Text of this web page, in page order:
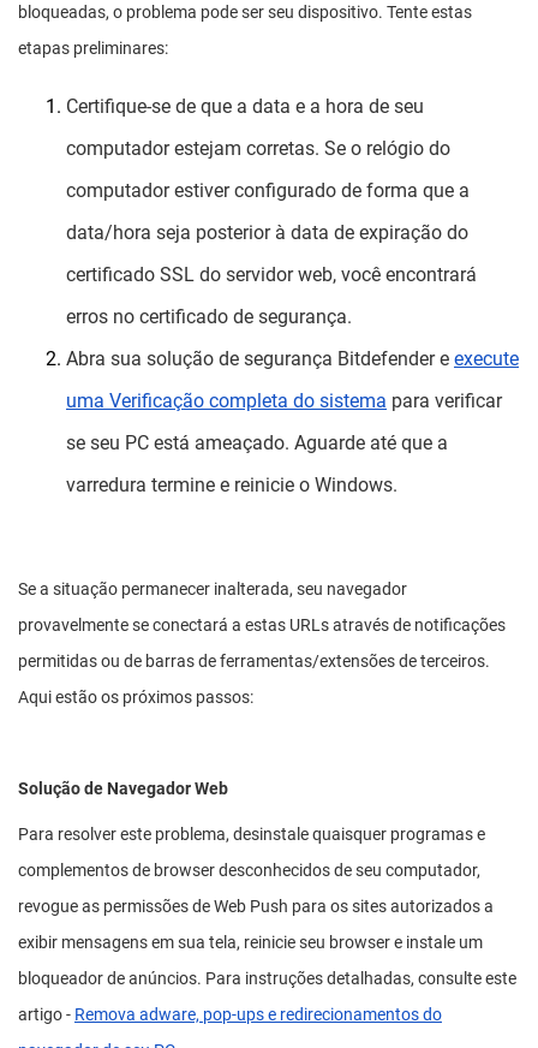
bloqueadas, o problema pode ser seu dispositivo. Tente estas
etapas preliminares:
Certifique-se de que a data e a hora de seu
computador estejam corretas. Se o relógio do
computador estiver configurado de forma que a
data/hora seja posterior à data de expiração do
certificado SSL do servidor web, você encontrará
erros no certificado de segurança.
Abra sua solução de segurança Bitdefender e execute
uma Verificação completa do sistema para verificar
se seu PC está ameaçado. Aguarde até que a
varredura termine e reinicie o Windows.
Se a situação permanecer inalterada, seu navegador
provavelmente se conectará a estas URLs através de notificações
permitidas ou de barras de ferramentas/extensões de terceiros.
Aqui estão os próximos passos:
Solução de Navegador Web
Para resolver este problema, desinstale quaisquer programas e
complementos de browser desconhecidos de seu computador,
revogue as permissões de Web Push para os sites autorizados a
exibir mensagens em sua tela, reinicie seu browser e instale um
bloqueador de anúncios. Para instruções detalhadas, consulte este
artigo - Remova adware, pop-ups e redirecionamentos do